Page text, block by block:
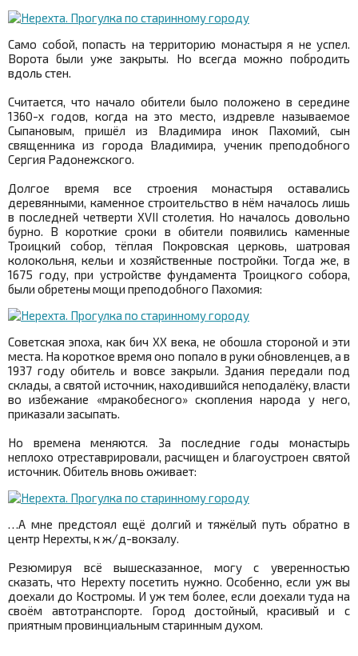
Само собой, попасть на территорию монастыря я не успел.
Ворота были уже закрыты. Но всегда можно побродить
вдоль стен.
Считается, что начало обители было положено в середине
1360-х годов, когда на это место, издревле называемое
Сыпановым, пришёл из Владимира инок Пахомий, сын
священника из города Владимира, ученик преподобного
Сергия Радонежского.
Долгое время все строения монастыря оставались
деревянными, каменное строительство в нём началось лишь
в последней четверти XVII столетия. Но началось довольно
бурно. В короткие сроки в обители появились каменные
Троицкий собор, тёплая Покровская церковь, шатровая
колокольня, кельи и хозяйственные постройки. Тогда же, в
1675 году, при устройстве фундамента Троицкого собора,
были обретены мощи преподобного Пахомия:
Советская эпоха, как бич XX века, не обошла стороной и эти
места. На короткое время оно попало в руки обновленцев, а в
1937 году обитель и вовсе закрыли. Здания передали под
склады, а святой источник, находившийся неподалёку, власти
во избежание «мракобесного» скопления народа у него,
приказали засыпать.
Но времена меняются. За последние годы монастырь
неплохо отреставрировали, расчищен и благоустроен святой
источник. Обитель вновь оживает:
…А мне предстоял ещё долгий и тяжёлый путь обратно в
центр Нерехты, к ж/д-вокзалу.
Резюмируя всё вышесказанное, могу с уверенностью
сказать, что Нерехту посетить нужно. Особенно, если уж вы
доехали до Костромы. И уж тем более, если доехали туда на
своём автотранспорте. Город достойный, красивый и с
приятным провинциальным старинным духом.